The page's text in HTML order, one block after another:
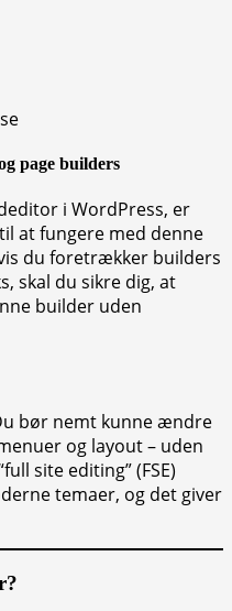
page builders
i WordPress, er
at fungere med denne
du foretrækker builders
skal du sikre dig, at
builder uden
bør nemt kunne ændre
og layout – uden
site editing” (FSE)
temaer, og det giver